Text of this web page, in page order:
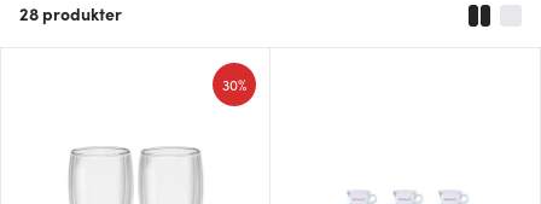
28 produkter
30%